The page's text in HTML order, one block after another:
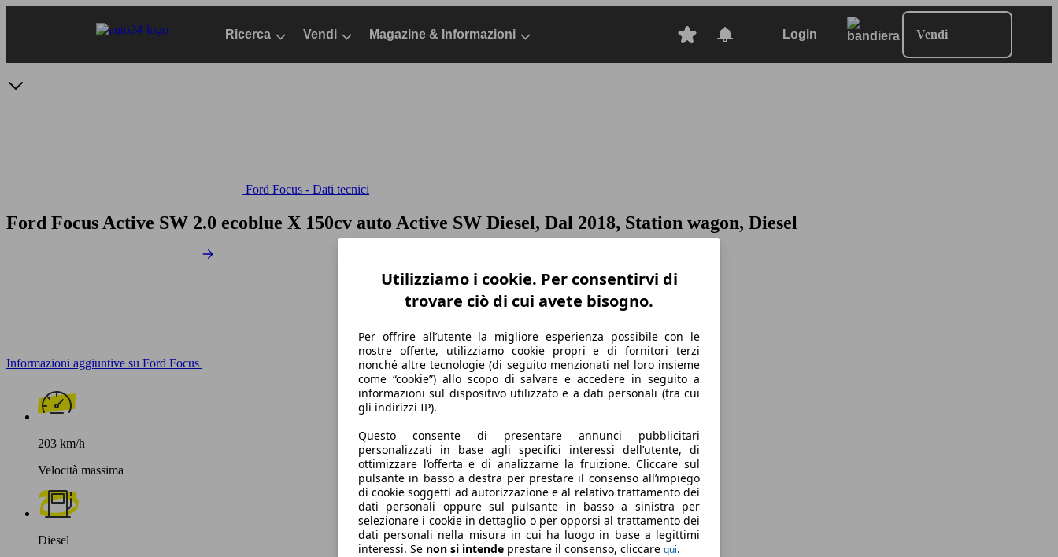
Ricerca Vendi Magazine & Informazioni Login Vendi
Ford Focus - Dati tecnici
Ford Focus Active SW 2.0 ecoblue X 150cv auto Active SW Diesel, Dal 2018, Station wagon, Diesel
Informazioni aggiuntive su Ford Focus
203 km/h
Velocità massima
Diesel
Utilizziamo i cookie. Per consentirvi di
trovare ciò di cui avete bisogno.
Per offrire all’utente la migliore esperienza possibile con le
nostre offerte, utilizziamo cookie propri e di fornitori terzi
nonché altre tecnologie (di seguito menzionati nel loro insieme
come “cookie”) allo scopo di salvare e accedere in seguito a
informazioni sul dispositivo utilizzato e a dati personali (tra cui
gli indirizzi IP).
Questo consente di presentare annunci pubblicitari
personalizzati in base agli specifici interessi dell’utente, di
ottimizzare l’offerta e di analizzarne la fruizione. Cliccare sul
pulsante in basso a destra per prestare il consenso all’impiego
di cookie soggetti ad autorizzazione e al relativo trattamento dei
dati personali oppure sul pulsante in basso a sinistra per
selezionare i cookie in dettaglio o per opporsi al trattamento dei
dati personali nella misura in cui ha luogo in base a legittimi
interessi. Se non si intende prestare il consenso, cliccare qui.